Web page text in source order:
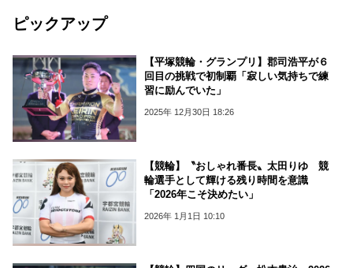
ピックアップ
【平塚競輪・グランプリ】郡司浩平が６
回目の挑戦で初制覇「寂しい気持ちで練
習に励んでいた」
2025年 12月30日 18:26
【競輪】〝おしゃれ番長〟太田りゆ 競
輪選手として輝ける残り時間を意識
「2026年こそ決めたい」
2026年 1月1日 10:10